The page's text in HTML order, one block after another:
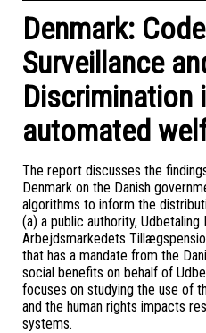
Denmark:
Surveillance
Discrimination
automated
The report discusses the
Denmark on the Danish
algorithms to inform the
(a) a public authority, Udbetaling
Arbejdsmarkedets
that has a mandate from the
social benefits on behalf of
focuses on studying the use of
and the human rights impacts
systems.